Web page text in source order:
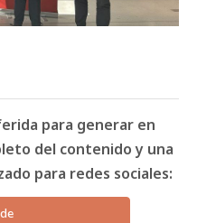
para generar en
del contenido y una
para redes sociales: